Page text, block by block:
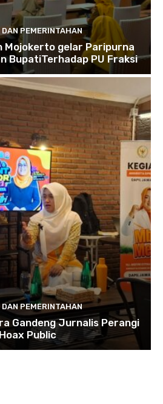
DAN PEMERINTAHAN
Mojokerto gelar Paripurna
BupatiTerhadap PU Fraksi
DAN PEMERINTAHAN
Gandeng Jurnalis Perangi
Hoax Public